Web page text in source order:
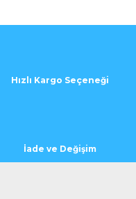
Hızlı Kargo Seçeneği
İade ve Değişim